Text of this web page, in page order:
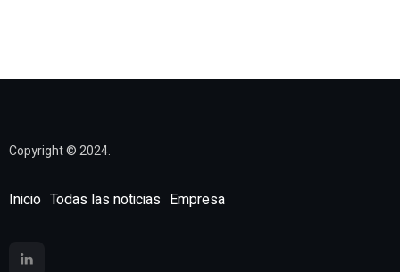
Copyright © 2024.
Inicio Todas las noticias Empresa